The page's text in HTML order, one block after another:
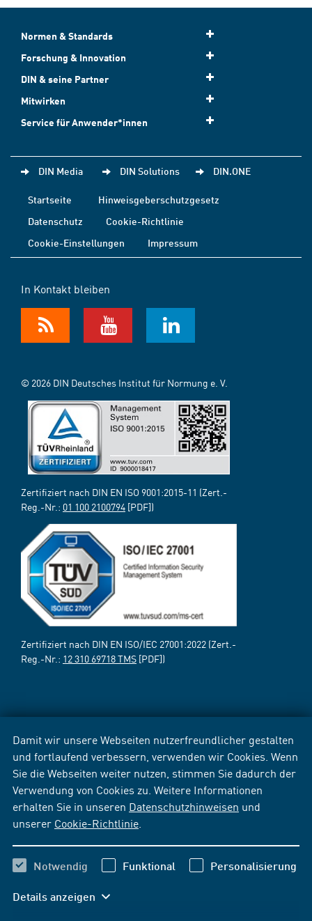
Damit wir unsere Webseiten nutzerfreundlicher gestalten
und fortlaufend verbessern, verwenden wir Cookies. Wenn
Sie die Webseiten weiter nutzen, stimmen Sie dadurch der
Verwendung von Cookies zu. Weitere Informationen
erhalten Sie in unseren Datenschutzhinweisen und
unserer Cookie-Richtlinie
Notwendig Funktional Personalisierung
Details anzeigen
Normen & Standards
Forschung & Innovation
DIN & seine Partner
Mitwirken
Service für Anwender*innen
DIN Media DIN Solutions DIN.ONE
Startseite
Hinweisgeberschutzgesetz
Datenschutz
Cookie-Richtlinie
Cookie-Einstellungen
Impressum
In Kontakt bleiben
© 2026 DIN Deutsches Institut für Normung e. V.
Zertifiziert nach DIN EN ISO 9001:2015-11 (Zert.-
Reg.-Nr.: 01 100 2100794 [PDF])
Zertifiziert nach DIN EN ISO/IEC 27001:2022 (Zert.-
Reg.-Nr.: 12 310 69718 TMS [PDF])